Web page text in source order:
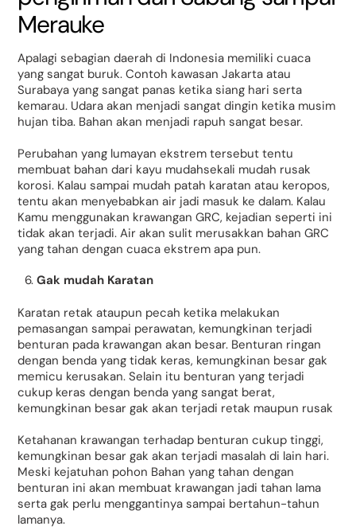
Merauke
Apalagi sebagian daerah di Indonesia memiliki cuaca
yang sangat buruk. Contoh kawasan Jakarta atau
Surabaya yang sangat panas ketika siang hari serta
kemarau. Udara akan menjadi sangat dingin ketika musim
hujan tiba. Bahan akan menjadi rapuh sangat besar.
Perubahan yang lumayan ekstrem tersebut tentu
membuat bahan dari kayu mudahsekali mudah rusak
korosi. Kalau sampai mudah patah karatan atau keropos,
tentu akan menyebabkan air jadi masuk ke dalam. Kalau
Kamu menggunakan krawangan GRC, kejadian seperti ini
tidak akan terjadi. Air akan sulit merusakkan bahan GRC
yang tahan dengan cuaca ekstrem apa pun.
Gak mudah Karatan
Karatan retak ataupun pecah ketika melakukan
pemasangan sampai perawatan, kemungkinan terjadi
benturan pada krawangan akan besar. Benturan ringan
dengan benda yang tidak keras, kemungkinan besar gak
memicu kerusakan. Selain itu benturan yang terjadi
cukup keras dengan benda yang sangat berat,
kemungkinan besar gak akan terjadi retak maupun rusak
Ketahanan krawangan terhadap benturan cukup tinggi,
kemungkinan besar gak akan terjadi masalah di lain hari.
Meski kejatuhan pohon Bahan yang tahan dengan
benturan ini akan membuat krawangan jadi tahan lama
serta gak perlu menggantinya sampai bertahun-tahun
lamanya.